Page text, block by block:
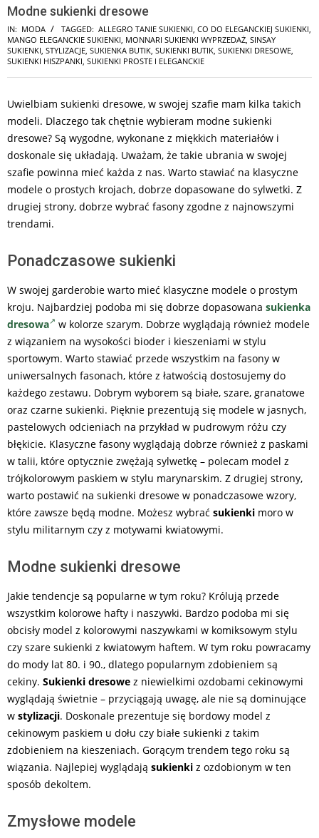
Modne sukienki dresowe
IN: MODA TAGGED: ALLEGRO TANIE SUKIENKI CO DO ELEGANCKIEJ SUKIENKI
MANGO ELEGANCKIE SUKIENKI MONNARI SUKIENKI WYPRZEDAŻ SINSAY
SUKIENKI STYLIZACJE SUKIENKA BUTIK SUKIENKI BUTIK SUKIENKI DRESOWE
SUKIENKI HISZPANKI SUKIENKI PROSTE I ELEGANCKIE
Uwielbiam sukienki dresowe, w swojej szafie mam kilka takich
modeli. Dlaczego tak chętnie wybieram modne sukienki
dresowe? Są wygodne, wykonane z miękkich materiałów i
doskonale się układają. Uważam, że takie ubrania w swojej
szafie powinna mieć każda z nas. Warto stawiać na klasyczne
modele o prostych krojach, dobrze dopasowane do sylwetki. Z
drugiej strony, dobrze wybrać fasony zgodne z najnowszymi
trendami.
Ponadczasowe sukienki
W swojej garderobie warto mieć klasyczne modele o prostym
kroju. Najbardziej podoba mi się dobrze dopasowana sukienka
dresowa
w kolorze szarym. Dobrze wyglądają również modele
z wiązaniem na wysokości bioder i kieszeniami w stylu
sportowym. Warto stawiać przede wszystkim na fasony w
uniwersalnych fasonach, które z łatwością dostosujemy do
każdego zestawu. Dobrym wyborem są białe, szare, granatowe
oraz czarne sukienki. Pięknie prezentują się modele w jasnych,
pastelowych odcieniach na przykład w pudrowym różu czy
błękicie. Klasyczne fasony wyglądają dobrze również z paskami
w talii, które optycznie zwężają sylwetkę – polecam model z
trójkolorowym paskiem w stylu marynarskim. Z drugiej strony,
warto postawić na sukienki dresowe w ponadczasowe wzory,
które zawsze będą modne. Możesz wybrać sukienki moro w
stylu militarnym czy z motywami kwiatowymi.
Modne sukienki dresowe
Jakie tendencje są popularne w tym roku? Królują przede
wszystkim kolorowe hafty i naszywki. Bardzo podoba mi się
obcisły model z kolorowymi naszywkami w komiksowym stylu
czy szare sukienki z kwiatowym haftem. W tym roku powracamy
do mody lat 80. i 90., dlatego popularnym zdobieniem są
cekiny. Sukienki dresowe z niewielkimi ozdobami cekinowymi
wyglądają świetnie – przyciągają uwagę, ale nie są dominujące
w stylizacji. Doskonale prezentuje się bordowy model z
cekinowym paskiem u dołu czy białe sukienki z takim
zdobieniem na kieszeniach. Gorącym trendem tego roku są
wiązania. Najlepiej wyglądają sukienki z ozdobionym w ten
sposób dekoltem.
Zmysłowe modele